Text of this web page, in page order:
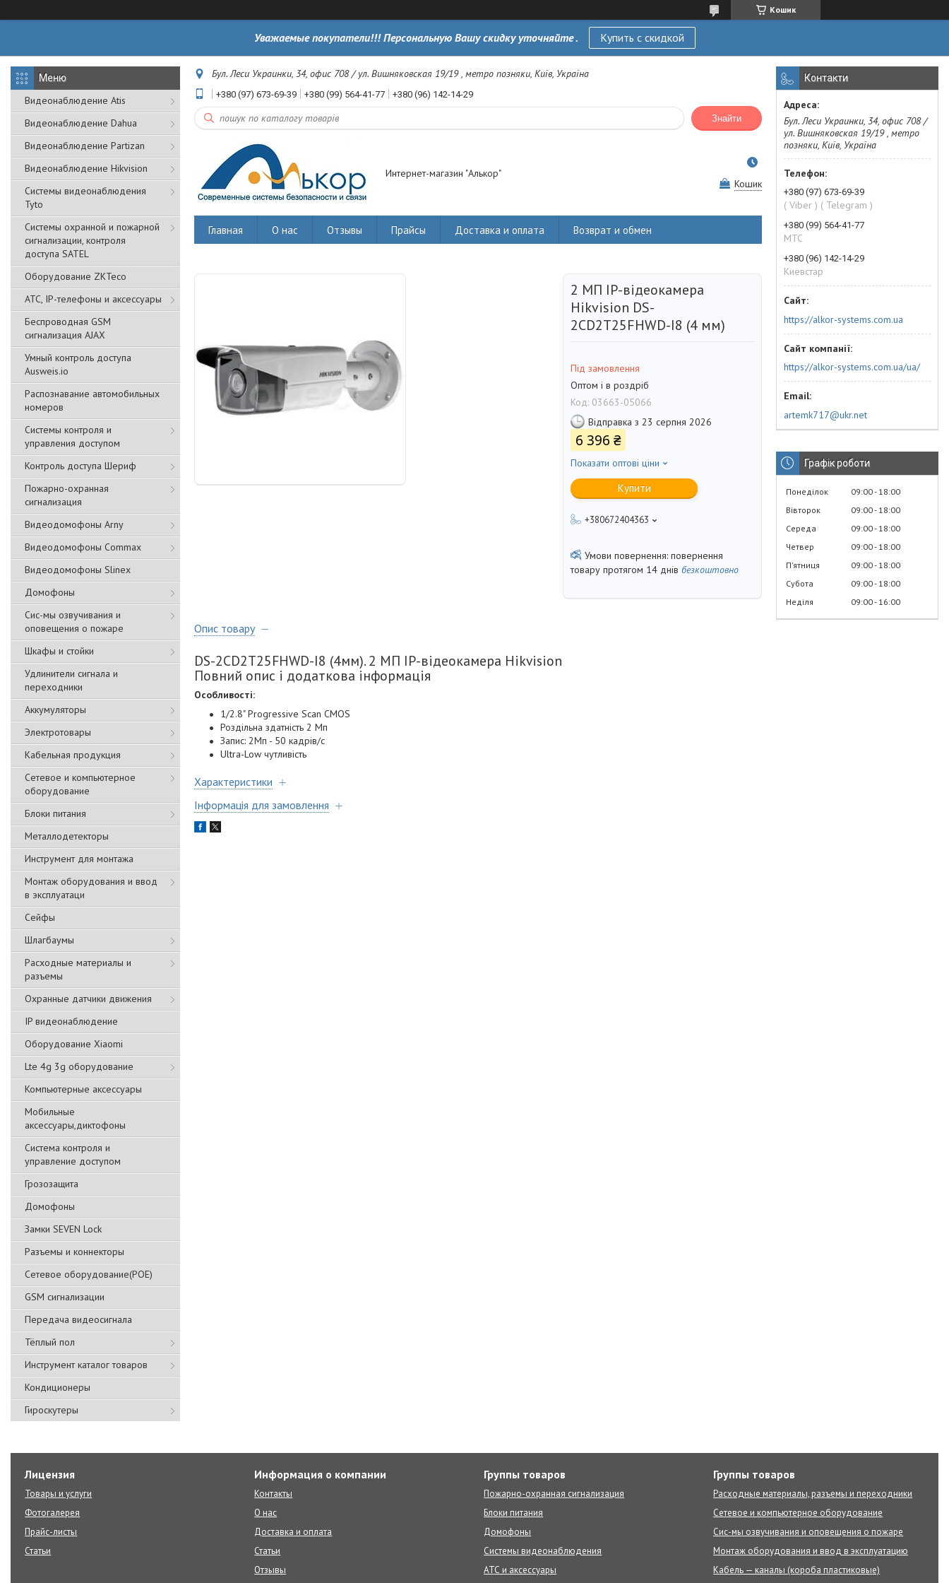
Кошик
Уважаемые покупатели!!! Персональную Вашу скидку уточняйте . Купить с скидкой
Видеонаблюдение Atis
Видеонаблюдение Dahua
Видеонаблюдение Partizan
Видеонаблюдение Hikvision
Системы видеонаблюдения
Tyto
Cистемы охранной и пожарной
сигнализации, контроля
доступа SATEL
Оборудование ZKTeco
АТС, IP-телефоны и аксессуары
Беспроводная GSM
сигнализация АJAX
Умный контроль доступа
Ausweis.io
Распознавание автомобильных
номеров
Системы контроля и
управления доступом
Контроль доступа Шериф
Пожарно-охранная
сигнализация
Видеодомофоны Arny
Видеодомофоны Commax
Видеодомофоны Slinex
Домофоны
Сис-мы озвучивания и
оповещения о пожаре
Шкафы и стойки
Удлинители сигнала и
переходники
Аккумуляторы
Электротовары
Кабельная продукция
Сетевое и компьютерное
оборудование
Блоки питания
Металлодетекторы
Инструмент для монтажа
Монтаж оборудования и ввод
в эксплуатаци
Сейфы
Шлагбаумы
Расходные материалы и
разъемы
Охранные датчики движения
IP видеонаблюдение
Оборудование Xiaomi
Lte 4g 3g оборудование
Компьютерные аксессуары
Мобильные
аксессуары,диктофоны
Система контроля и
управление доступом
Грозозащита
Домофоны
Замки SEVEN Lock
Разъемы и коннекторы
Сетевое оборудование(POE)
GSM сигнализации
Передача видеосигнала
Тёплый пол
Инструмент каталог товаров
Кондиционеры
Гироскутеры
Бул. Леси Украинки, 34, офис 708 / ул. Вишняковская 19/19 , метро позняки, Київ, Україна
+380 (97) 673-69-39 +380 (99) 564-41-77 +380 (96) 142-14-29
Знайти
Интернет-магазин "Алькор"
Кошик
Главная О нас Отзывы Прайсы Доставка и оплата Возврат и обмен
2 МП IP-відеокамера
Hikvision DS-
2CD2T25FHWD-I8 (4 мм)
Під замовлення
Оптом і в роздріб
Код: 03663-05066
Відправка з 23 серпня 2026
6 396 ₴
Показати оптові ціни
Купити
+380672404363
повернення
товару протягом 14 днів безкоштовно
Опис товару
DS-2CD2T25FHWD-I8 (4мм). 2 МП IP-відеокамера Hikvision
Повний опис і додаткова інформація
Особливості:
1/2.8" Progressive Scan CMOS
Роздільна здатність 2 Мп
Запис: 2Мп - 50 кадрів/с
Ultra-Low чутливість
Характеристики
Інформація для замовлення
Контакти
Бул. Леси Украинки, 34, офис 708 /
ул. Вишняковская 19/19 , метро
позняки, Київ, Україна
+380 (97) 673-69-39
( Viber ) ( Telegram )
+380 (99) 564-41-77
МТС
+380 (96) 142-14-29
Киевстар
https://alkor-systems.com.ua
https://alkor-systems.com.ua/ua/
artemk717@ukr.net
Графік роботи
Понеділок 09:00 18:00
Вівторок
09:00 18:00
Середа
09:00 18:00
Четвер
09:00 18:00
Пʼятниця
09:00 18:00
Субота
09:00 18:00
Неділя
09:00 16:00
Лицензия
Товары и услуги
Фотогалерея
Прайс-листы
Статьи
Информация о компании
Контакты
О нас
Доставка и оплата
Статьи
Отзывы
Группы товаров
Пожарно-охранная сигнализация
Блоки питания
Домофоны
Системы видеонаблюдения
АТС и аксессуары
Группы товаров
Расходные материалы, разъемы и переходники
Сетевое и компьютерное оборудование
Сис-мы озвучивания и оповещения о пожаре
Монтаж оборудования и ввод в эксплуатацию
Кабель — каналы (короба пластиковые)